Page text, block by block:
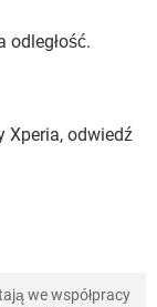
odległość.
Xperia, odwiedź
we współpracy